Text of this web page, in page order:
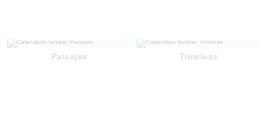
Paisajes Timeless